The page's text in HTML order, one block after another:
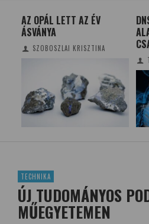
AZ OPÁL LETT AZ ÉV
ÁSVÁNYA
SZOBOSZLAI KRISZTINA
TECHNIKA
ÚJ TUDOMÁNYOS
MŰEGYETEMEN